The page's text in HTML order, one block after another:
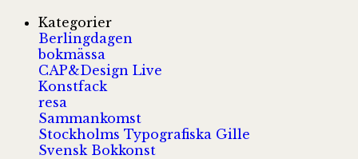
Kategorier
Berlingdagen
bokmässa
CAP&Design Live
Konstfack
resa
Sammankomst
Stockholms Typografiska Gille
Svensk Bokkonst